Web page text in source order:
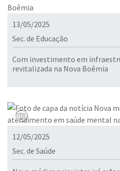
13/05/2025
Sec. de Educação
Com investimento em
revitalizada na Nova Boêmia
12/05/2025
Sec. de Saúde